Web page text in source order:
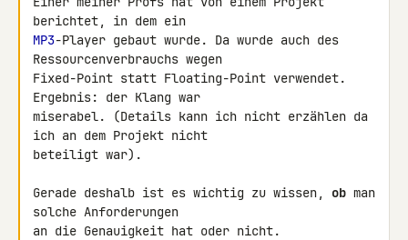
MP3-Player gebaut wurde. Da wurde auch des
Ressourcenverbrauchs wegen
Fixed-Point statt Floating-Point verwendet.
Ergebnis: der Klang war
miserabel. (Details kann ich nicht erzählen da
ich an dem Projekt nicht
beteiligt war).
Gerade deshalb ist es wichtig zu wissen, ob man
solche Anforderungen
an die Genauigkeit hat oder nicht.